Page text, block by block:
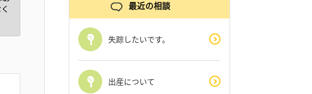
最近の相談
失踪したいです。
出産について